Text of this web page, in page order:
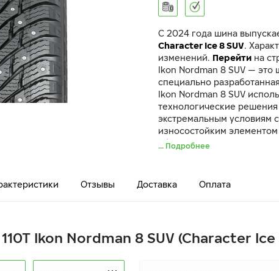
C 2024 года шина
Character Ice 8 SUV.
изменений. Перейти на
Ikon Nordman 8 SUV — это
специально
Ikon Nordman 8 SUV
технологические
экстремальным условиям
износостойким
обеспечивает
противоскольжения
ошиповки повышает
смягчает контакт с
... Подробнее
Отзывы Доставка Оплата
Ikon Nordman 8 SUV (Character Ice